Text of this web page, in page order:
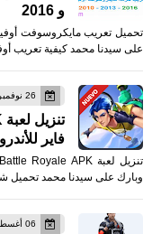
و 2016
على سيدنا محمد كيفية تعريب أوفيس
26 نوفمبر 2022
فاير
وبارك على سيدنا محمد تحميل
06 أغسطس 2020